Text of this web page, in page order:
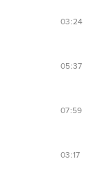
03:24
05:37
07:59
03:17